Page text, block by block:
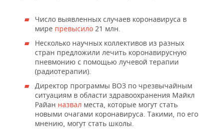
Число выявленных случаев коронавируса в
мире превысило 21 млн.
Несколько научных коллективов из разных
стран предложили лечить коронавирусную
пневмонию с помощью лучевой терапии
(радиотерапии).
Директор программы ВОЗ по чрезвычайным
ситуациям в области здравоохранения Майкл
Райан назвал места, которые могут стать
новыми очагами коронавируса. Такими, по его
мнению, могут стать школы.